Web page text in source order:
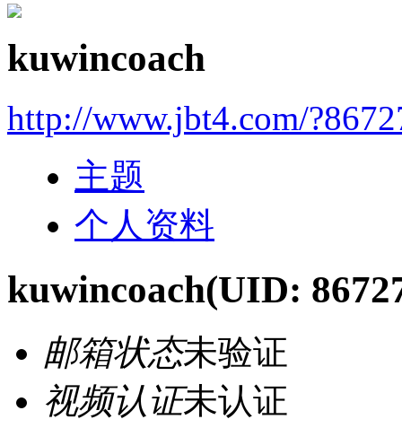
kuwincoach
http://www.jbt4.com/
主题
个人资料
kuwincoach(UID:
邮箱状态未验证
视频认证未认证